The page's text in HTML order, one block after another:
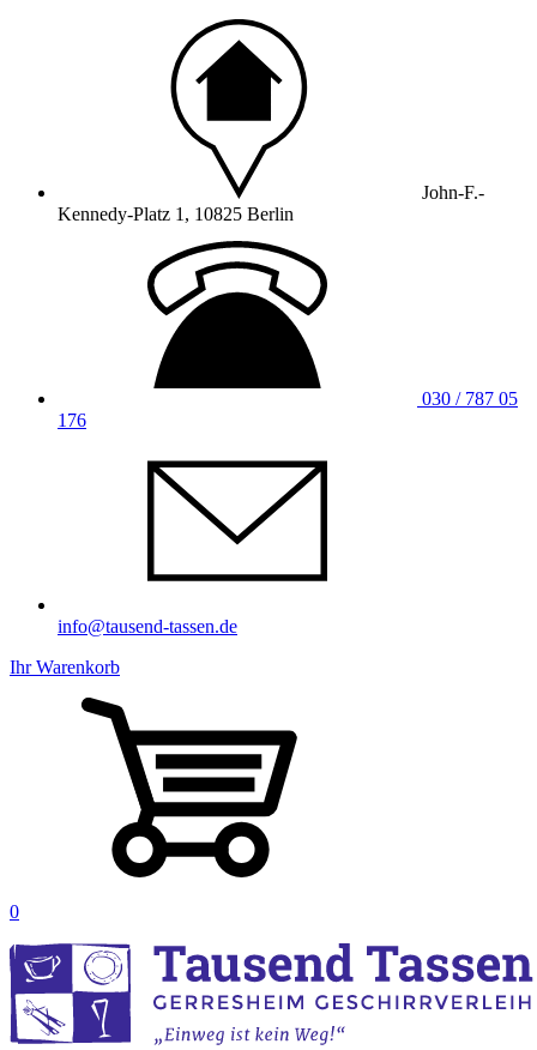
John-F.-
Kennedy-Platz 1, 10825 Berlin
030 / 787 05
176
info@tausend-tassen.de
Ihr Warenkorb
0